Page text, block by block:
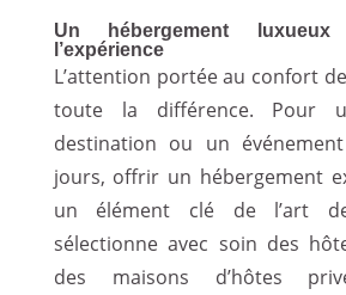
Un hébergement
l’expérience
L’attention portée au confort
toute la différence. Pour
destination ou un
jours, offrir un hébergement
un élément clé de l’art
sélectionne avec soin des
des maisons d’hôtes